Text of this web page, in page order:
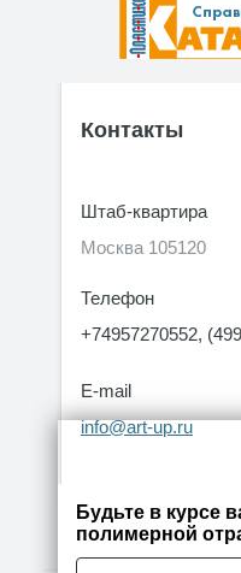
Контакты
Штаб-квартира
Москва 105120
Телефон
+74957270552,
E-mail
info@art-up.ru
Будьте в курсе
полимерной